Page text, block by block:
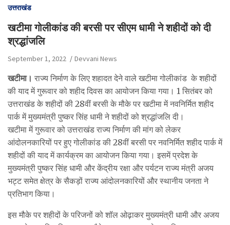
उत्तराखंड
खटीमा गोलीकांड की बरसी पर सीएम धामी ने शहीदों को दी
श्रद्धांजलि
September 1, 2022 Devvani News
खटीमा। राज्य निर्माण के लिए शहादत देने वाले खटीमा गोलीकांड के शहीदों
की याद में गुरूवार को शहीद दिवस का आयोजन किया गया। 1 सितंबर को
उत्तराखंड के शहीदों की 28वीं बरसी के मौके पर खटीमा में नवनिर्मित शहीद
पार्क में मुख्यमंत्री पुष्कर सिंह धामी ने शहीदों को श्रद्धांजलि दी।
खटीमा में गुरूवार को उत्तराखंड राज्य निर्माण की मांग को लेकर
आंदोलनकारियों पर हुए गोलीकांड की 28वीं बरसी पर नवनिर्मित शहीद पार्क में
शहीदों की याद में कार्यक्रम का आयोजन किया गया। इसमें प्रदेश के
मुख्यमंत्री पुष्कर सिंह धामी और केंद्रीय रक्षा और पर्यटन राज्य मंत्री अजय
भट्ट समेत क्षेत्र के सैकड़ों राज्य आंदोलनकारियों और स्थानीय जनता ने
प्रतिभाग किया।
इस मौके पर शहीदों के परिजनों को शॉल ओढ़ाकर मुख्यमंत्री धामी और अजय